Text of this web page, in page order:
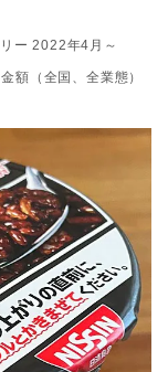
ー 2022年4月～
額（全国、全業態）